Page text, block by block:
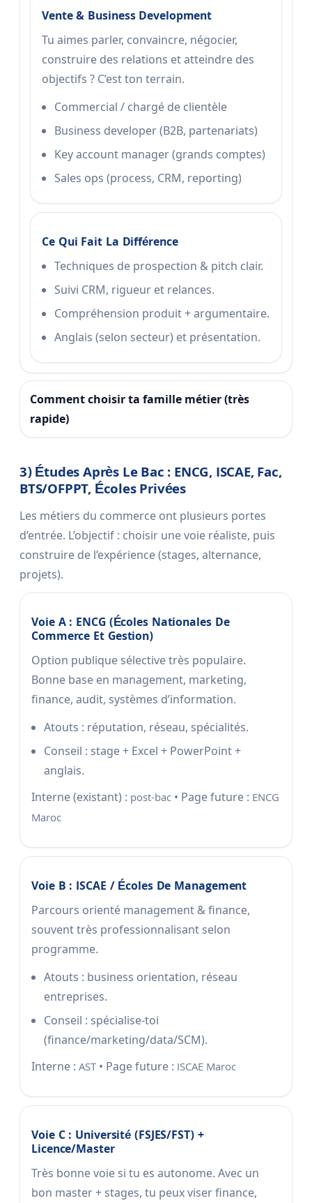
Vente & Business Development
Tu aimes parler, convaincre, négocier,
construire des relations et atteindre des
objectifs ? C’est ton terrain.
Commercial / chargé de clientèle
Business developer (B2B, partenariats)
Key account manager (grands comptes)
Sales ops (process, CRM, reporting)
Ce Qui Fait La Différence
Techniques de prospection & pitch clair.
Suivi CRM, rigueur et relances.
Compréhension produit + argumentaire.
Anglais (selon secteur) et présentation.
Comment choisir ta famille métier (très
rapide)
3) Études Après Le Bac : ENCG, ISCAE, Fac,
BTS/OFPPT, Écoles Privées
Les métiers du commerce ont plusieurs portes
d’entrée. L’objectif : choisir une voie réaliste, puis
construire de l’expérience (stages, alternance,
projets).
Voie A : ENCG (écoles Nationales De
Commerce Et Gestion)
Option publique sélective très populaire.
Bonne base en management, marketing,
finance, audit, systèmes d’information.
Atouts : réputation, réseau, spécialités.
Conseil : stage + Excel + PowerPoint +
anglais.
Interne (existant) : post-bac • Page future : ENCG
Maroc
Voie B : ISCAE / Écoles De Management
Parcours orienté management & finance,
souvent très professionnalisant selon
programme.
Atouts : business orientation, réseau
entreprises.
Conseil : spécialise-toi
(finance/marketing/data/SCM).
Interne : AST • Page future : ISCAE Maroc
Voie C : Université (FSJES/FST) +
Licence/master
Très bonne voie si tu es autonome. Avec un
bon master + stages, tu peux viser finance,